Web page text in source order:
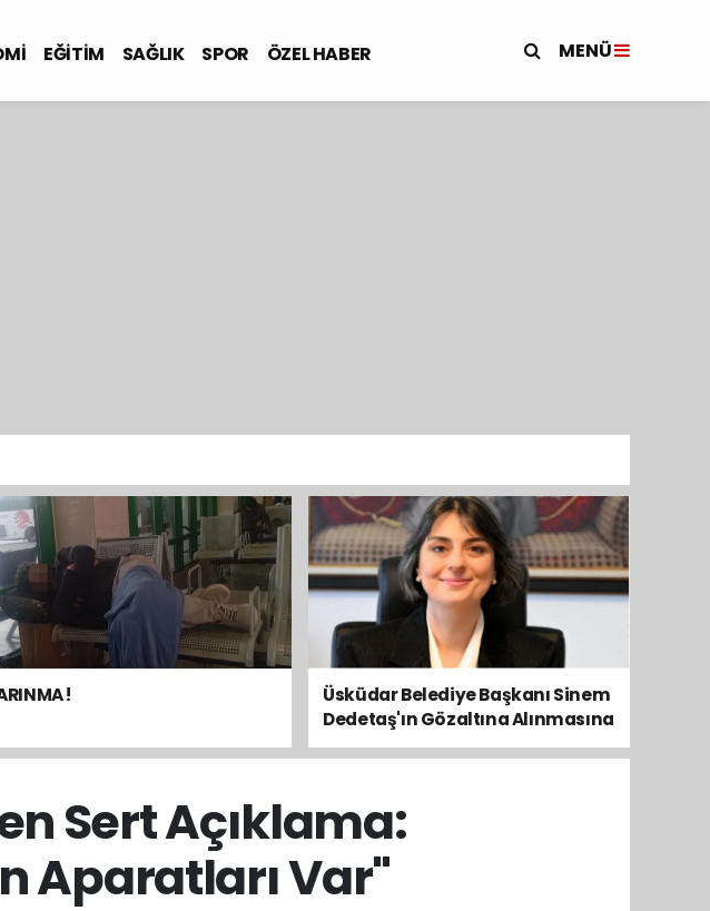
EĞİTİM SAĞLIK SPOR ÖZEL HABER MENÜ
!
Üsküdar Belediye Başkanı Sinem
Dedetaş'ın Gözaltına Alınmasına
Kamuoyundan Ve Siyasetten
Sert Açıklama:
Aparatları Var"